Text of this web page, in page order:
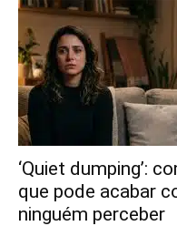
‘Quiet dumping’:
que pode acabar
ninguém perceber